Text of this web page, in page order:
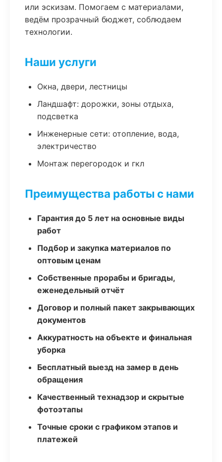
или эскизам. Помогаем с материалами,
ведём прозрачный бюджет, соблюдаем
технологии.
Наши услуги
Окна, двери, лестницы
Ландшафт: дорожки, зоны отдыха,
подсветка
Инженерные сети: отопление, вода,
электричество
Монтаж перегородок и гкл
Преимущества работы с нами
Гарантия до 5 лет на основные виды
работ
Подбор и закупка материалов по
оптовым ценам
Собственные прорабы и бригады,
еженедельный отчёт
Договор и полный пакет закрывающих
документов
Аккуратность на объекте и финальная
уборка
Бесплатный выезд на замер в день
обращения
Качественный технадзор и скрытые
фотоэтапы
Точные сроки с графиком этапов и
платежей